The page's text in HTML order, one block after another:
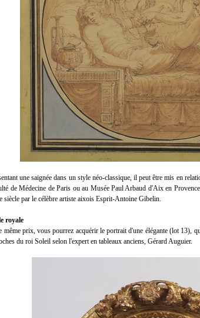
une saignée dans un style néo-classique, il peut être mis en
de Médecine de Paris ou au Musée Paul Arbaud d'Aix en
par le célèbre artiste aixois Esprit-Antoine Gibelin.
royale
même prix, vous pourrez acquérir le portrait d'une élégante (lot 13),
du roi Soleil selon l'expert en tableaux anciens, Gérard Auguier.